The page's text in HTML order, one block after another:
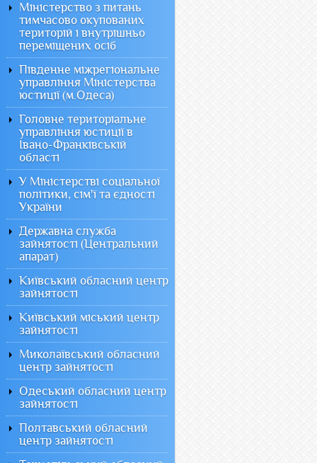
Міністерство з питань
тимчасово окупованих
територій і внутрішньо
переміщених осіб
Південне міжрегіональне
управління Міністерства
юстиції (м.Одеса)
Головне територіальне
управління юстиції в
Івано-Франківській
області
У Міністерстві соціальної
політики, сім'ї та єдності
України
Державна служба
зайнятості (Центральний
апарат)
Київський обласний центр
зайнятості
Київський міський центр
зайнятості
Миколаївський обласний
центр зайнятості
Одеський обласний центр
зайнятості
Полтавський обласний
центр зайнятості